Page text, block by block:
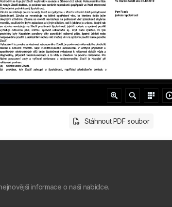
Stáhnout PDF soubor
informace o naší nabídce.